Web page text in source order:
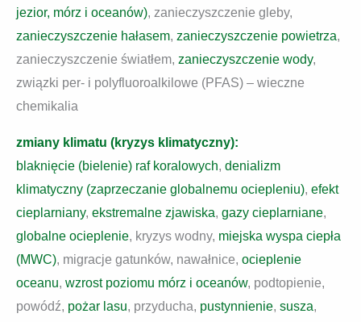
jezior, mórz i oceanów), zanieczyszczenie gleby,
zanieczyszczenie hałasem, zanieczyszczenie powietrza,
zanieczyszczenie światłem, zanieczyszczenie wody,
związki per- i polyfluoroalkilowe (PFAS) – wieczne
chemikalia
zmiany klimatu (kryzys klimatyczny):
blaknięcie (bielenie) raf koralowych, denializm
klimatyczny (zaprzeczanie globalnemu ociepleniu), efekt
cieplarniany, ekstremalne zjawiska, gazy cieplarniane,
globalne ocieplenie, kryzys wodny, miejska wyspa ciepła
(MWC), migracje gatunków, nawałnice, ocieplenie
oceanu, wzrost poziomu mórz i oceanów, podtopienie,
powódź, pożar lasu, przyducha, pustynnienie, susza,